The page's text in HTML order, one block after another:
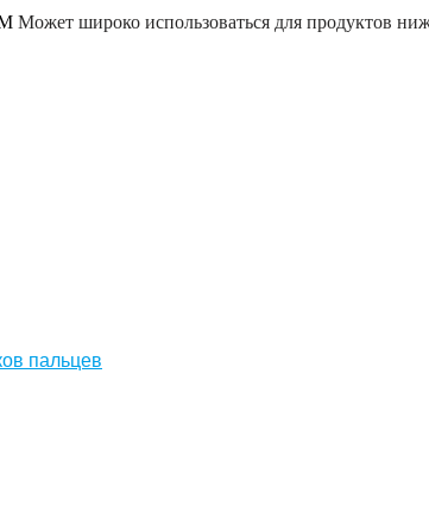
Может широко использоваться для продуктов
пальцев